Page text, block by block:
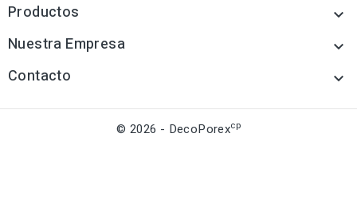
Productos 
Nuestra Empresa 
Contacto 
© 2026 - DecoPorexcp